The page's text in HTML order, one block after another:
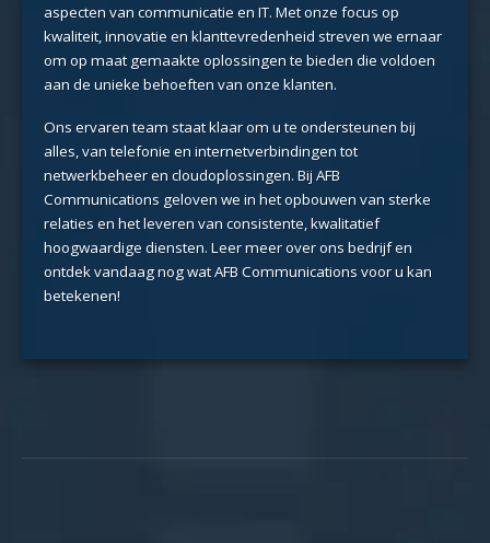
aspecten van communicatie en IT. Met onze focus op
kwaliteit, innovatie en klanttevredenheid streven we ernaar
om op maat gemaakte oplossingen te bieden die voldoen
aan de unieke behoeften van onze klanten.
Ons ervaren team staat klaar om u te ondersteunen bij
alles, van telefonie en internetverbindingen tot
netwerkbeheer en cloudoplossingen. Bij AFB
Communications geloven we in het opbouwen van sterke
relaties en het leveren van consistente, kwalitatief
hoogwaardige diensten. Leer meer over ons bedrijf en
ontdek vandaag nog wat AFB Communications voor u kan
betekenen!